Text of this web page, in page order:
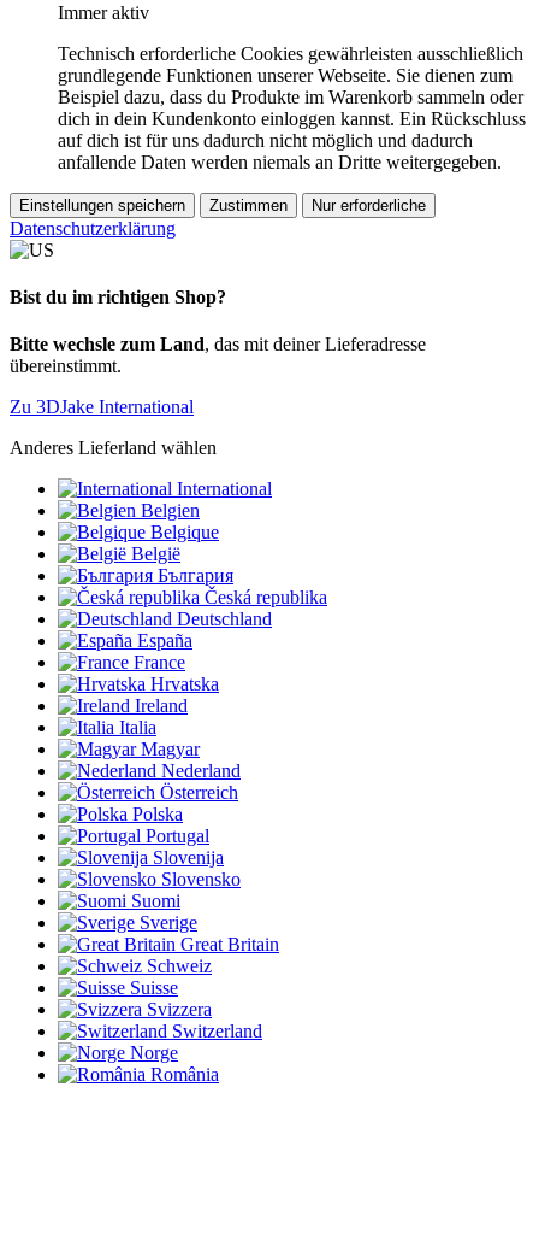
Immer aktiv
Technisch erforderliche Cookies gewährleisten ausschließlich
grundlegende Funktionen unserer Webseite. Sie dienen zum
Beispiel dazu, dass du Produkte im Warenkorb sammeln oder
dich in dein Kundenkonto einloggen kannst. Ein Rückschluss
auf dich ist für uns dadurch nicht möglich und dadurch
anfallende Daten werden niemals an Dritte weitergegeben.
Einstellungen speichern Zustimmen Nur erforderliche
Datenschutzerklärung
Bist du im richtigen Shop?
Bitte wechsle zum Land, das mit deiner Lieferadresse
übereinstimmt.
Zu 3DJake International
Anderes Lieferland wählen
International
Belgien
Belgique
België
България
Česká republika
Deutschland
España
France
Hrvatska
Ireland
Italia
Magyar
Nederland
Österreich
Polska
Portugal
Slovenija
Slovensko
Suomi
Sverige
Great Britain
Schweiz
Suisse
Svizzera
Switzerland
Norge
România